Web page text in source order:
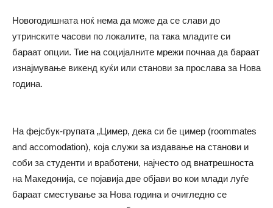
Новогодишната ноќ нема да може да се слави до
утринските часови по локалите, па така младите си
бараат опции. Тие на социјалните мрежи почнаа да бараат
изнајмување викенд куќи или станови за прослава за Нова
година.
На фејсбук-групата „Цимер, дека си бе цимер (roommates
and accomodation), која служи за издавање на станови и
соби за студенти и вработени, најчесто од внатрешноста
на Македонија, се појавија две објави во кои млади луѓе
бараат сместување за Нова година и очигледно се